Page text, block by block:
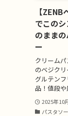
【
でこの
のまま
ー
クリーム
のベジク
グルテン
品！値段
2025年10
パスタソ